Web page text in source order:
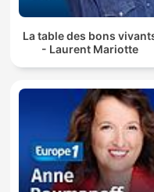
La table des bons
- Laurent Mariotte